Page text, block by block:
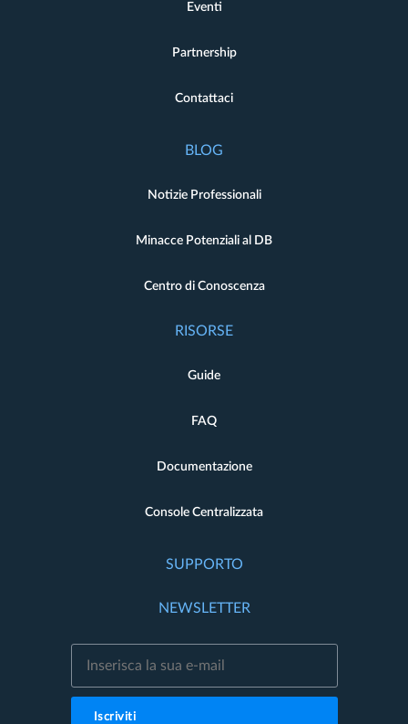
Eventi
Partnership
Contattaci
BLOG
Notizie Professionali
Minacce Potenziali al DB
Centro di Conoscenza
RISORSE
Guide
FAQ
Documentazione
Console Centralizzata
SUPPORTO
NEWSLETTER
Iscriviti